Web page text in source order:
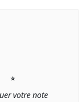
⭐
votre note